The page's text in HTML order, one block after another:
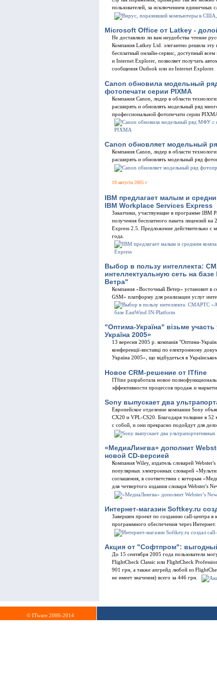
пользователей, за исключением единичных
Microsoft Office от Latkey -
Не доставляло ли вам неудобства чтение
Компания Latkey Ltd. элегантно решила эту
бесплатный онлайн-сервис, доступный
и Internet Explorer, позволяет получать
сообщения Outlook или из Internet Explorer.
Canon обновила модельный
фотопечати серии PIXMA
Компания Canon, лидер в области
расширять и обновлять модельный ряд
профессиональной фотопечати серии
Canon обновляет модельный
Компания Canon, лидер в области
расширять и обновлять модельный ряд
19 августа 2005 г
IBM предлагает малым и
IBM Workplace Services Express
Заказчики, участвующие в программе IBM
получения бесплатного пакета лицензий
Express 2.5. Предложение действительно с
года.
Выбор в пользу интеллекта:
интеллектуальную сеть на
Ветра"
Компания «Восточный Ветер» установит в
GSM» платформу для реализации услуг
"Оптима-Україна" візьме участь
Україна 2005»
13 вересня 2005 р. компанія "Оптима-
конференції-виставці по електронному
Україна 2005», що відбудеться в
Новое CRM-решение от ITfine
ITfine разработала новое
эффективности процессов продаж и
Sony выпускает два
Европейское отделение компании Sony
CX20 и VPL-CS20. Благодаря толщине в 52
с собой, и они прекрасно подойдут для
«МедиаЛингва» дополнит
новой CD-версией
Компания Wiley, издатель словарей
популярных электронных словарей
соглашения, в соответствии с которым
для четвертого издания словаря Webster's
Интернет-магазин Softkey.ru
Завершен проект по созданию call-центра
программного обеспечения через Интернет.
Акция от "Софтпром":
До 15 сентября 2005 года пользователи
FlightCheck Classic или FlightCheck
901 грн, а также апгрейд любой из
не имеет значения) всего за 446 грн.
© ITware 2000-2014